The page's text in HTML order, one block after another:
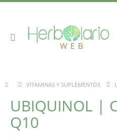
Toggle
VITAMINAS Y SUPLEMENTOS
UBIQUINOL |
Q10